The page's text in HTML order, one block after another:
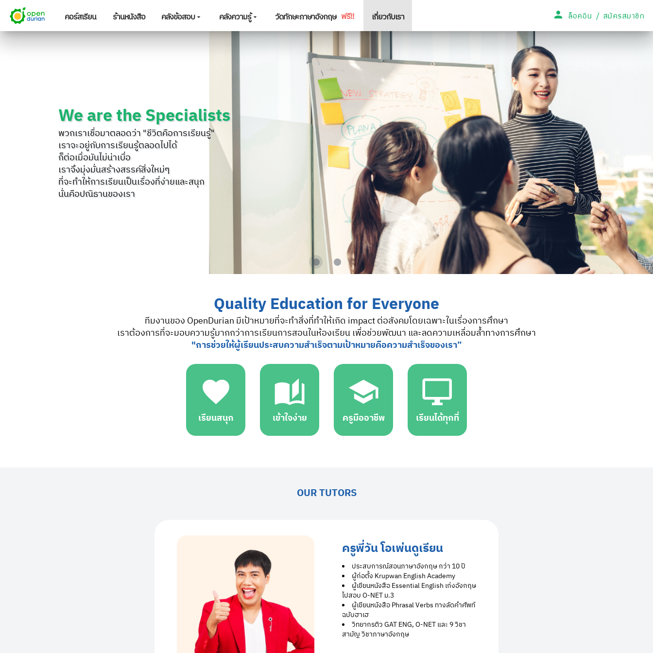
คอร์สเรียน ร้านหนังสือ คลังข้อสอบ คลังความรู้ วัดทักษะภาษาอังกฤษ ฟรี!! เกี่ยวกับเรา ล็อคอิน / สมัครสมาชิก
We are the Specialists
พวกเราเชื่อมาตลอดว่า "ชีวิตคือการเรียนรู้"
เราจะอยู่กับการเรียนรู้ตลอดไปได้
ก็ต่อเมื่อมันไม่น่าเบื่อ
เราจึงมุ่งมั่นสร้างสรรค์สิ่งใหม่ๆ
ที่จะทำให้การเรียนเป็นเรื่องที่ง่ายและสนุก
นั่นคือปณิธานของเรา
Quality Education for Everyone
ทีมงานของ OpenDurian มีเป้าหมายที่จะทำสิ่งที่ทำให้เกิด impact ต่อสังคมโดยเฉพาะในเรื่องการศึกษา
เราต้องการที่จะมอบความรู้มากกว่าการเรียนการสอนในห้องเรียน เพื่อช่วยพัฒนา และลดความเหลื่อมล้ำทางการศึกษา
"การช่วยให้ผู้เรียนประสบความสำเร็จตามเป้าหมายคือความสำเร็จของเรา”
เรียนสนุก เข้าใจง่าย ครูมืออาชีพ เรียนได้ทุกที่
OUR TUTORS
ครูพี่วัน โอเพ่นดูเรียน
ประสบการณ์สอนภาษาอังกฤษ กว่า 10 ปี
ผู้ก่อตั้ง Krupwan English Academy
ผู้เขียนหนังสือ Essential English เก่งอังกฤษ
ไปสอบ O-NET ม.3
ผู้เขียนหนังสือ Phrasal Verbs ทางลัดคำศัพท์
ฉบับฮาเฮ
วิทยากรติว GAT ENG, O-NET และ 9 วิชา
สามัญ วิชาภาษาอังกฤษ